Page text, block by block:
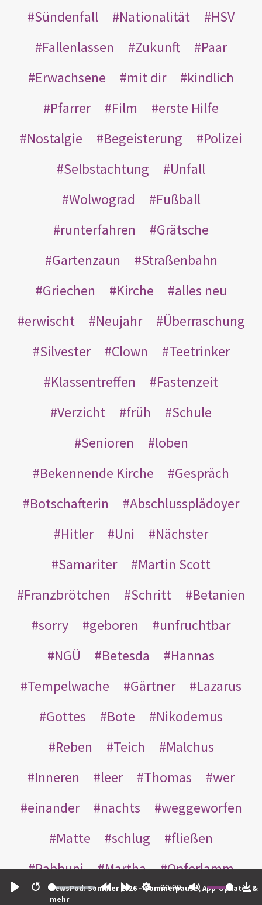
Restart
00:00
NewsPod: Sommer 2026 – Sommerpause, App-Updates &
mehr
Sündenfall
Nationalität
HSV
Fallenlassen
Zukunft
Paar
Erwachsene
mit dir
kindlich
Pfarrer
Film
erste Hilfe
Nostalgie
Begeisterung
Polizei
Selbstachtung
Unfall
Wolwograd
Fußball
runterfahren
Grätsche
Gartenzaun
Straßenbahn
Griechen
Kirche
alles neu
erwischt
Neujahr
Überraschung
Silvester
Clown
Teetrinker
Klassentreffen
Fastenzeit
Verzicht
früh
Schule
Senioren
loben
Bekennende Kirche
Gespräch
Botschafterin
Abschlussplädoyer
Hitler
Uni
Nächster
Samariter
Martin Scott
Franzbrötchen
Schritt
Betanien
sorry
geboren
unfruchtbar
NGÜ
Betesda
Hannas
Tempelwache
Gärtner
Lazarus
Gottes
Bote
Nikodemus
Reben
Teich
Malchus
Inneren
leer Thomas
wer
einander
nachts
weggeworfen
Matte
schlug
fließen
Rabbuni
Martha
Opferlamm
gewaschen
jüdischen